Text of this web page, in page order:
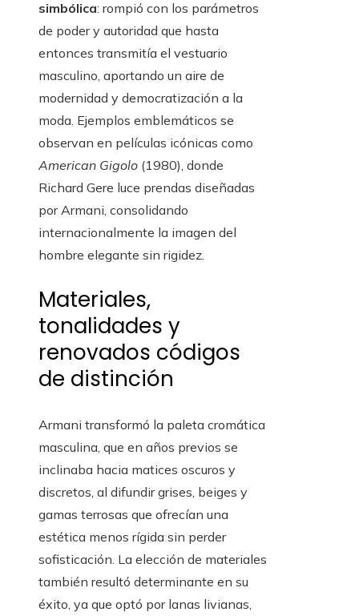
simbólica: rompió con los parámetros
de poder y autoridad que hasta
entonces transmitía el vestuario
masculino, aportando un aire de
modernidad y democratización a la
moda. Ejemplos emblemáticos se
observan en películas icónicas como
American Gigolo (1980), donde
Richard Gere luce prendas diseñadas
por Armani, consolidando
internacionalmente la imagen del
hombre elegante sin rigidez.
Materiales,
tonalidades y
renovados códigos
de distinción
Armani transformó la paleta cromática
masculina, que en años previos se
inclinaba hacia matices oscuros y
discretos, al difundir grises, beiges y
gamas terrosas que ofrecían una
estética menos rígida sin perder
sofisticación. La elección de materiales
también resultó determinante en su
éxito, ya que optó por lanas livianas,